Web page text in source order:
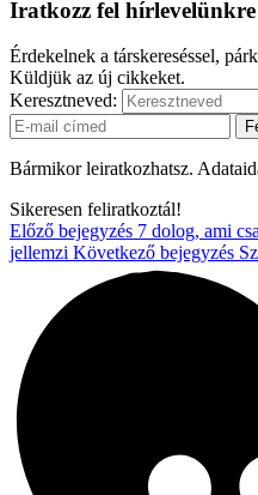
Iratkozz fel hírlevelünkre
Érdekelnek a társkereséssel,
Küldjük az új cikkeket.
Keresztneved:
Bármikor leiratkozhatsz.
Sikeresen feliratkoztál!
Előző bejegyzés 7 dolog, ami
jellemzi Következő bejegyzés